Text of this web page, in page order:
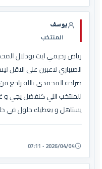
يوسف
المنتخب
رياض رحيمي ايت بودلال
الصيباري لاعبين على الاقل
صراحة المحمدي يالله راجع
للمنتخب اللي كنفضل يجي و
يستاهل و يعطيك حلول في
2026/04/04 - 07:11